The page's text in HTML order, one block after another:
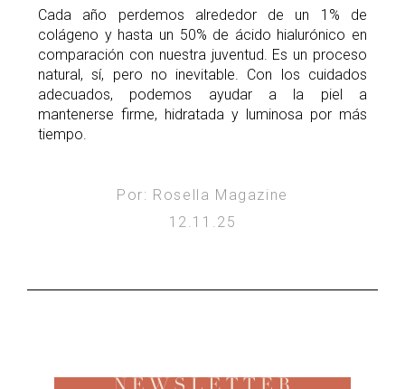
Cada año perdemos alrededor de un 1% de
colágeno y hasta un 50% de ácido hialurónico en
comparación con nuestra juventud. Es un proceso
natural, sí, pero no inevitable. Con los cuidados
adecuados, podemos ayudar a la piel a
mantenerse firme, hidratada y luminosa por más
tiempo.
Por: Rosella Magazine
12.11.25